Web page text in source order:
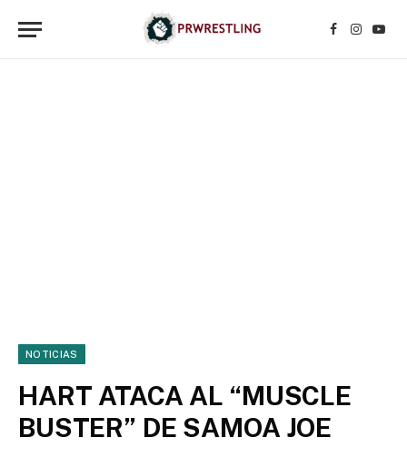
Facebook
NOTICIAS
HART ATACA AL “MUSCLE
BUSTER” DE SAMOA JOE